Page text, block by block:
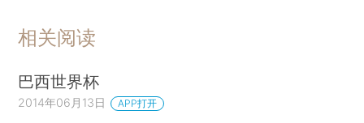
相关阅读
巴西世界杯
2014年06月13日 APP打开